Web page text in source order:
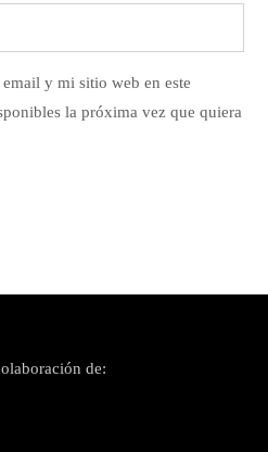
y mi sitio web en este
la próxima vez que quiera
de: